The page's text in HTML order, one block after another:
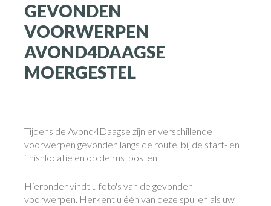
GEVONDEN
VOORWERPEN
AVOND4DAAGSE
MOERGESTEL
Tijdens de Avond4Daagse zijn er verschillende
voorwerpen gevonden langs de route, bij de start- en
finishlocatie en op de rustposten.
Hieronder vindt u foto's van de gevonden
voorwerpen. Herkent u één van deze spullen als uw